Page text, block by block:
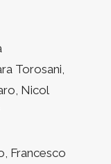
Torosani,
Nicol
Francesco